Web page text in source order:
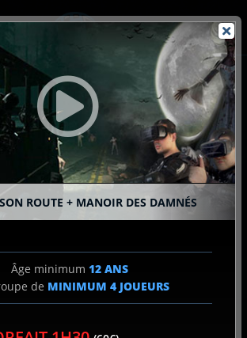
SPY
ROUTE + MANOIR DES DAMNÉS
Âge minimum 12 ANS
de MINIMUM4 JOUEURS